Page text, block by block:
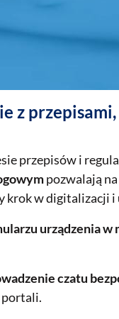
z
przepisów i
pozwalają
krok w digitalizacji
urządzenia w
czatu
portali.